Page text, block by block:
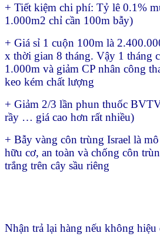
+ Tiết kiệm chi phí: Tỷ lê 0.1%
1.000m2 chỉ cần 100m bẫy)
+ Giá sỉ 1 cuộn 100m là
x thời gian 8 tháng. Vậy 1 tháng
1.000m và giảm CP nhân công
keo kém chất lượng
+ Giảm 2/3 lần phun thuốc
rầy … giá cao hơn rất nhiều)
+ Bẫy vàng côn trùng Israel là
hữu cơ, an toàn và chống côn
trắng trên cây sầu riêng
Nhận trả lại hàng nếu không hiệu